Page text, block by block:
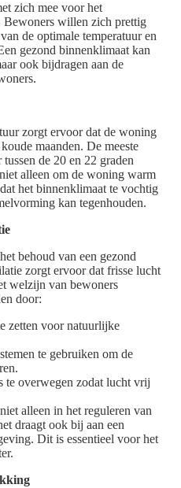
zich mee voor het
willen zich prettig
de optimale temperatuur en
gezond binnenklimaat kan
ook bijdragen aan de
zorgt ervoor dat de woning
maanden. De meeste
de 20 en 22 graden
alleen om de woning warm
het binnenklimaat te vochtig
kan tegenhouden.
behoud van een gezond
zorgt ervoor dat frisse lucht
welzijn van bewoners
door:
zetten voor natuurlijke
te gebruiken om de
te overwegen zodat lucht vrij
alleen in het reguleren van
draagt ook bij aan een
Dit is essentieel voor het